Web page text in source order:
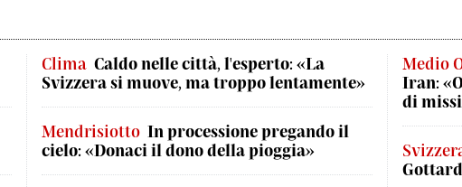
Clima Caldo nelle città, l'esperto: «La
Svizzera si muove, ma troppo lentamente»
Mendrisiotto In processione pregando il
cielo: «Donaci il dono della pioggia»
Medio
Iran:
di